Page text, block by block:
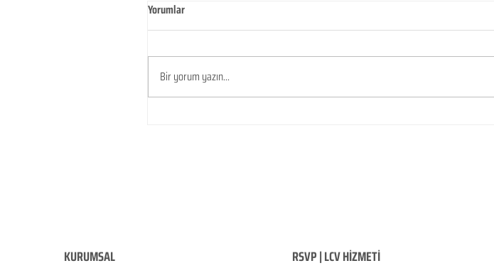
Yorumlar
Bir yorum yazın...
KURUMSAL RSVP | LCV HİZMETİ